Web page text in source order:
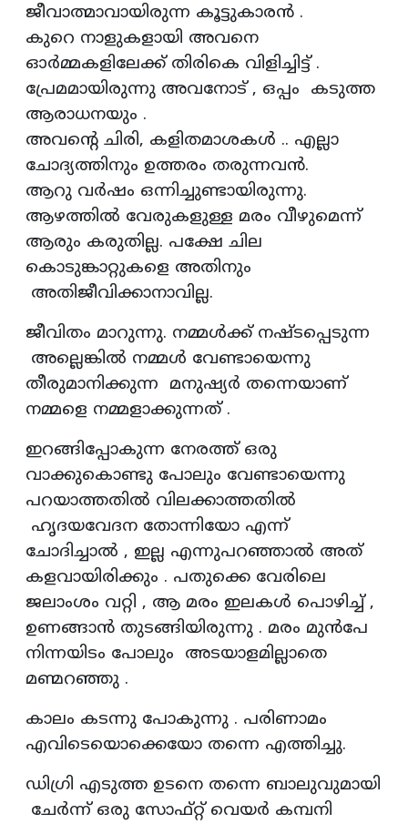
ജീവാത്മാവായിരുന്ന കൂട്ടുകാരൻ .
കുറെ നാളുകളായി അവനെ
ഓർമ്മകളിലേക്ക് തിരികെ വിളിച്ചിട്ട് .
പ്രേമമായിരുന്നു അവനോട് , ഒപ്പം കടുത്ത
ആരാധനയും .
അവൻ്റെ ചിരി, കളിതമാശകൾ .. എല്ലാ
ചോദ്യത്തിനും ഉത്തരം തരുന്നവൻ.
ആറു വർഷം ഒന്നിച്ചുണ്ടായിരുന്നു.
ആഴത്തിൽ വേരുകളുള്ള മരം വീഴുമെന്ന്
ആരും കരുതില്ല. പക്ഷേ ചില
കൊടുങ്കാറ്റുകളെ അതിനും
അതിജീവിക്കാനാവില്ല.
ജീവിതം മാറുന്നു. നമ്മൾക്ക് നഷ്ടപ്പെടുന്ന
അല്ലെങ്കിൽ നമ്മൾ വേണ്ടായെന്നു
തീരുമാനിക്കുന്ന മനുഷ്യർ തന്നെയാണ്
നമ്മളെ നമ്മളാക്കുന്നത് .
ഇറങ്ങിപ്പോകുന്ന നേരത്ത് ഒരു
വാക്കുകൊണ്ടു പോലും വേണ്ടായെന്നു
പറയാത്തതിൽ വിലക്കാത്തതിൽ
ഹൃദയവേദന തോന്നിയോ എന്ന്
ചോദിച്ചാൽ , ഇല്ല എന്നുപറഞ്ഞാൽ അത്
കളവായിരിക്കും . പതുക്കെ വേരിലെ
ജലാംശം വറ്റി , ആ മരം ഇലകൾ പൊഴിച്ച് ,
ഉണങ്ങാൻ തുടങ്ങിയിരുന്നു . മരം മുൻപേ
നിന്നയിടം പോലും അടയാളമില്ലാതെ
മണ്മറഞ്ഞു .
കാലം കടന്നു പോകുന്നു . പരിണാമം
എവിടെയൊക്കെയോ തന്നെ എത്തിച്ചു.
ഡിഗ്രി എടുത്ത ഉടനെ തന്നെ ബാലുവുമായി
ചേർന്ന് ഒരു സോഫ്റ്റ് വെയർ കമ്പനി